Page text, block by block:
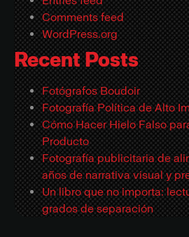
Comments feed
WordPress.org
Recent Posts
Fotógrafos Boudoir
Fotografía Política de Alto
Cómo Hacer Hielo Falso
Producto
Fotografía publicitaria de
años de narrativa visual y
Un libro que no importa:
grados de separación